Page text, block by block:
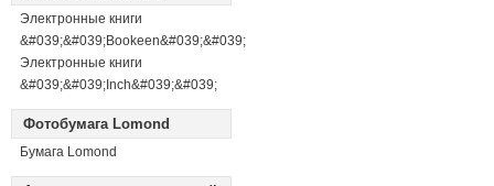
Электронные книги
&#039;&#039;Bookeen&#039;&#039;
Электронные книги
&#039;&#039;Inch&#039;&#039;
Фотобумага Lomond
Бумага Lomond